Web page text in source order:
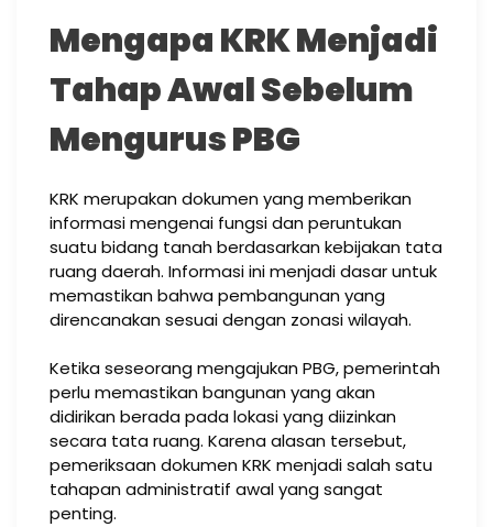
Mengapa KRK Menjadi
Tahap Awal Sebelum
Mengurus PBG
KRK merupakan dokumen yang memberikan
informasi mengenai fungsi dan peruntukan
suatu bidang tanah berdasarkan kebijakan tata
ruang daerah. Informasi ini menjadi dasar untuk
memastikan bahwa pembangunan yang
direncanakan sesuai dengan zonasi wilayah.
Ketika seseorang mengajukan PBG, pemerintah
perlu memastikan bangunan yang akan
didirikan berada pada lokasi yang diizinkan
secara tata ruang. Karena alasan tersebut,
pemeriksaan dokumen KRK menjadi salah satu
tahapan administratif awal yang sangat
penting.